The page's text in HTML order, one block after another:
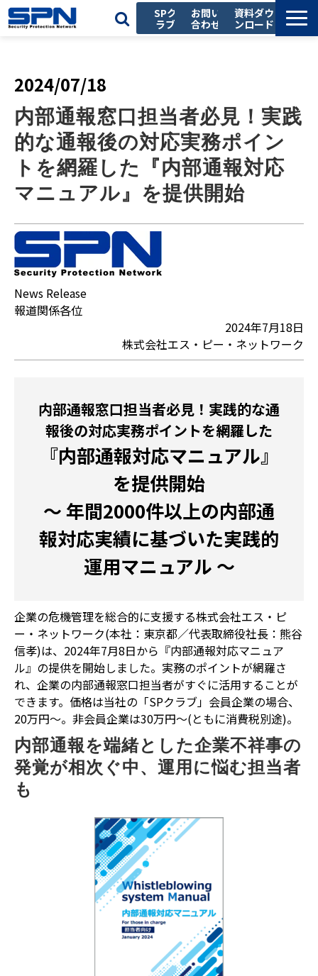
SPク
ラブ
お問い
合わせ
資料ダウ
ンロード
お役立ち記事
セミナー
会社情報
採用情報
2024/07/18
内部通報窓口担当者必見！実践
的な通報後の対応実務ポイン
トを網羅した『内部通報対応
マニュアル』を提供開始
News Release
報道関係各位
2024年7月18日
株式会社エス・ピー・ネットワーク
内部通報窓口担当者必見！実践的な通
報後の対応実務ポイントを網羅した
『内部通報対応マニュアル』
を提供開始
～ 年間2000件以上の内部通
報対応実績に基づいた実践的
運用マニュアル ～
企業の危機管理を総合的に支援する株式会社エス・ピ
ー・ネットワーク(本社：東京都／代表取締役社長：熊谷
信孝)は、2024年7月8日から『内部通報対応マニュア
ル』の提供を開始しました。実務のポイントが網羅さ
れ、企業の内部通報窓口担当者がすぐに活用することが
できます。価格は当社の「SPクラブ」会員企業の場合、
20万円～。非会員企業は30万円～(ともに消費税別途)。
内部通報を端緒とした企業不祥事の
発覚が相次ぐ中、運用に悩む担当者
も